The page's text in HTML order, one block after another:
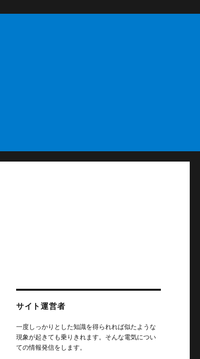
サイト運営者
一度しっかりとした知識を得られれば似たような
現象が起きても乗りきれます。そんな電気につい
ての情報発信をします。